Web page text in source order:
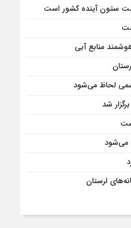
ستون آینده کشور است
منابع آبی
رسمی لحاظ می‌شود
شد